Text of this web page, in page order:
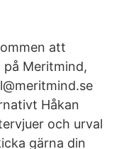
att
Meritmind,
Håkan
och urval
gärna din